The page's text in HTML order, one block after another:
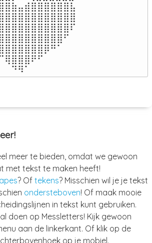
meer te bieden, omdat we gewoon
met tekst te maken heeft!
? Of tekens? Misschien wil je je tekst
ondersteboven! Of maak mooie
in tekst kunt gebruiken.
doen op Messletters! Kijk gewoon
aan de linkerkant. Of klik op de
op je mobiel.